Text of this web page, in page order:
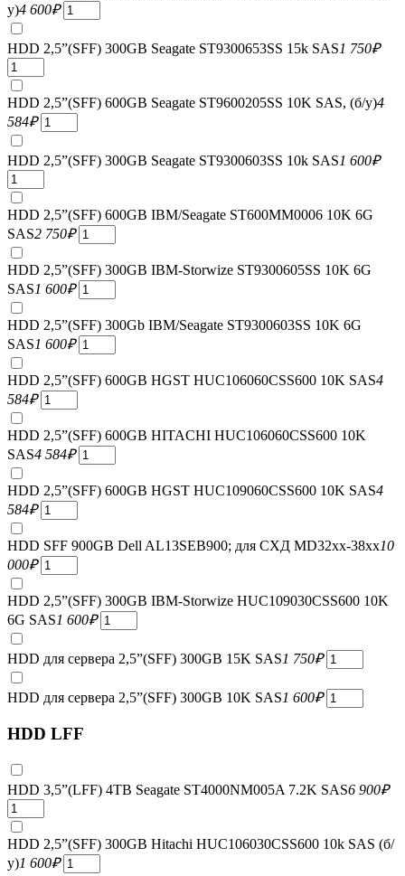
у)4 600₽
HDD 2,5”(SFF) 300GB Seagate ST9300653SS 15k SAS1 750₽
HDD 2,5”(SFF) 600GB Seagate ST9600205SS 10K SAS, (б/у)4
584₽
HDD 2,5”(SFF) 300GB Seagate ST9300603SS 10k SAS1 600₽
HDD 2,5”(SFF) 600GB IBM/Seagate ST600MM0006 10K 6G
SAS2 750₽
HDD 2,5”(SFF) 300GB IBM-Storwize ST9300605SS 10K 6G
SAS1 600₽
HDD 2,5”(SFF) 300Gb IBM/Seagate ST9300603SS 10K 6G
SAS1 600₽
HDD 2,5”(SFF) 600GB HGST HUC106060CSS600 10K SAS4
584₽
HDD 2,5”(SFF) 600GB HITACHI HUC106060CSS600 10K
SAS4 584₽
HDD 2,5”(SFF) 600GB HGST HUC109060CSS600 10K SAS4
584₽
HDD SFF 900GB Dell AL13SEB900; для СХД MD32xx-38xx10
000₽
HDD 2,5”(SFF) 300GB IBM-Storwize HUC109030CSS600 10K
6G SAS1 600₽
HDD для сервера 2,5”(SFF) 300GB 15K SAS1 750₽
HDD для сервера 2,5”(SFF) 300GB 10K SAS1 600₽
HDD LFF
HDD 3,5”(LFF) 4TB Seagate ST4000NM005A 7.2K SAS6 900₽
HDD 2,5”(SFF) 300GB Hitachi HUC106030CSS600 10k SAS (б/
у)1 600₽